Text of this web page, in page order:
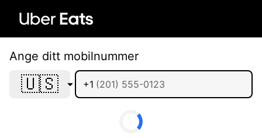
Ange ditt mobilnummer
🇺🇸 +1